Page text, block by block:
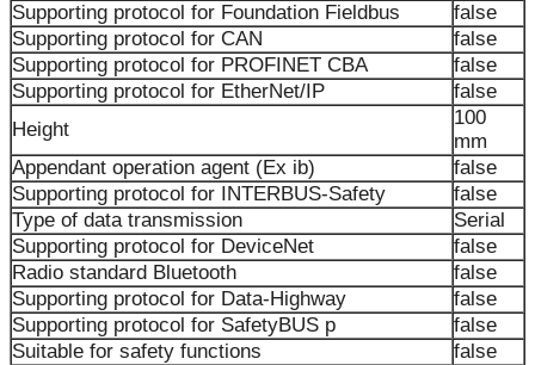
Supporting protocol for Foundation Fieldbus
false
Supporting protocol for CAN
false
Supporting protocol for PROFINET CBA
false
Supporting protocol for EtherNet/IP
false
Height
100
mm
Appendant operation agent (Ex ib)
false
Supporting protocol for INTERBUS-Safety
false
Type of data transmission
Serial
Supporting protocol for DeviceNet
false
Radio standard Bluetooth
false
Supporting protocol for Data-Highway
false
Supporting protocol for SafetyBUS p
false
Suitable for safety functions
false